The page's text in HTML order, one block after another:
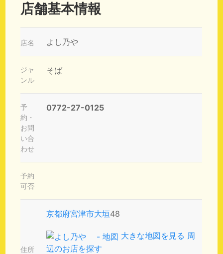
店舗基本情報
店名 よし乃や
ジャ
ンル
そば
予
約・
お問
い合
わせ
0772-27-0125
予約
可否
住所
京都府宮津市大垣48
大きな地図を見る 周
辺のお店を探す